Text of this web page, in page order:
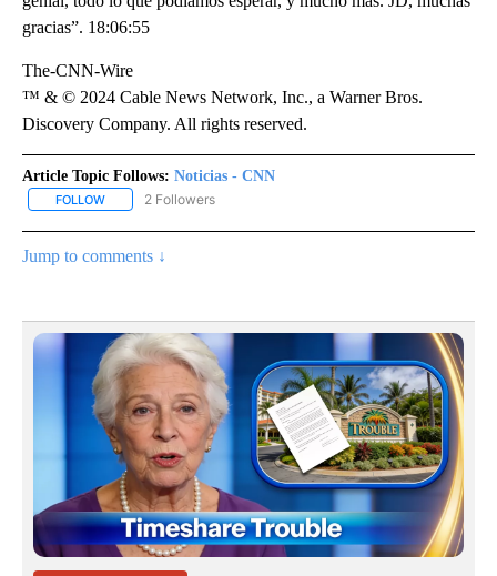
gracias”. 18:06:55
The-CNN-Wire
™ & © 2024 Cable News Network, Inc., a Warner Bros.
Discovery Company. All rights reserved.
Article Topic Follows: Noticias - CNN
FOLLOW FOLLOW "NOTICIAS - CNN" TO RECEIVE NOTIFICATIONS ABOUT
2 Followers
Jump to comments ↓